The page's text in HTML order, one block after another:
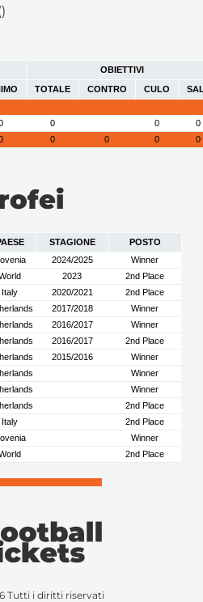
OBIETTIVI
TOTALE CONTRO CULO
0 0
0
0 0 0 0
STAGIONE
POSTO
2024/2025
Winner
2023
2nd Place
Italy 2020/2021
2nd Place
2017/2018
Winner
2016/2017
Winner
2016/2017
2nd Place
2015/2016
Winner
Winner
Winner
2nd Place
Italy
2nd Place
Winner
2nd Place
Tutti i diritti riservati